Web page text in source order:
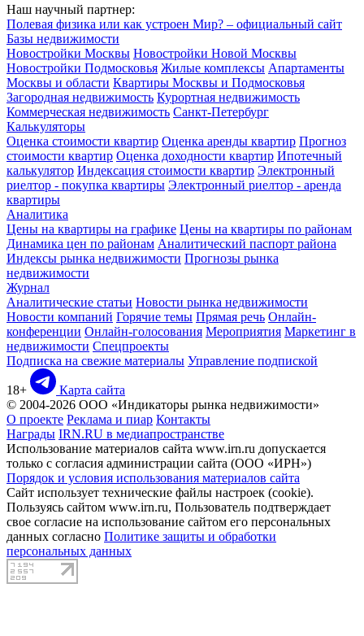
Наш научный партнер:
Полевая физика или как устроен Мир? – официальный сайт
Базы недвижимости
Новостройки Москвы Новостройки Новой Москвы
Новостройки Подмосковья Жилые комплексы Апартаменты
Москвы и области Квартиры Москвы и Подмосковья
Загородная недвижимость Курортная недвижимость
Коммерческая недвижимость Санкт-Петербург
Калькуляторы
Оценка стоимости квартир Оценка аренды квартир Прогноз
стоимости квартир Оценка доходности квартир Ипотечный
калькулятор Индексация стоимости квартир Электронный
риелтор - покупка квартиры Электронный риелтор - аренда
квартиры
Аналитика
Цены на квартиры на графике Цены на квартиры по районам
Динамика цен по районам Аналитический паспорт района
Индексы рынка недвижимости Прогнозы рынка
недвижимости
Журнал
Аналитические статьи Новости рынка недвижимости
Новости компаний Горячие темы Прямая речь Онлайн-
конференции Онлайн-голосования Мероприятия Маркетинг в
недвижимости Спецпроекты
Подписка на свежие материалы Управление подпиской
18+
Карта сайта
© 2004-2026 ООО «Индикаторы рынка недвижимости»
О проекте Реклама и пиар Контакты
Награды IRN.RU в медиапространстве
Использование материалов сайта www.irn.ru допускается
только с согласия администрации сайта (ООО «ИРН»)
Порядок и условия использования материалов сайта
Сайт использует технические файлы настроек (cookie).
Пользуясь сайтом www.irn.ru, Пользователь подтверждает
свое согласие на использование сайтом его персональных
данных согласно Политике защиты и обработки
персональных данных